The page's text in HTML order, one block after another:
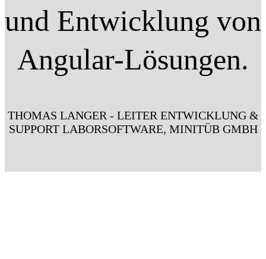
und Entwicklung von
Angular-Lösungen.
THOMAS LANGER - LEITER ENTWICKLUNG &
SUPPORT LABORSOFTWARE, MINITÜB GMBH